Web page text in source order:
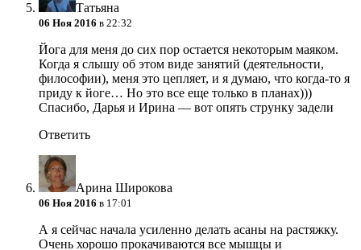
Татьяна
06 Ноя 2016 в 22:32
Йога для меня до сих пор остается некоторым маяком.
Когда я слышу об этом виде занятий (деятельности,
философии), меня это цепляет, и я думаю, что когда-то я
приду к йоге… Но это все еще только в планах)))
Спасибо, Дарья и Ирина — вот опять струнку задели
Ответить
Арина Широкова
06 Ноя 2016 в 17:01
А я сейчас начала усиленно делать асаны на растяжку.
Очень хорошо прокачиваются все мышцы и